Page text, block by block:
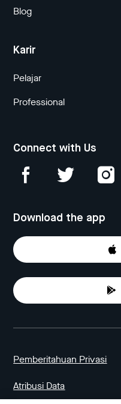
Blog
Karir
Pelajar
Professional
Connect with Us
Download the app
Pemberitahuan Privasi
Atribusi Data